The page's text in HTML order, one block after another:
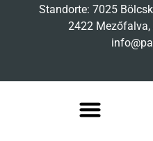
Standorte: 7025
2422